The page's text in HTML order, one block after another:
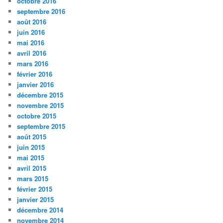
septembre 2016
août 2016
juin 2016
mai 2016
avril 2016
mars 2016
février 2016
janvier 2016
décembre 2015
novembre 2015
octobre 2015
septembre 2015
août 2015
juin 2015
mai 2015
avril 2015
mars 2015
février 2015
janvier 2015
décembre 2014
novembre 2014